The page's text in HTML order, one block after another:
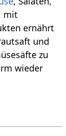
mit
ernährt
und
zu
wieder